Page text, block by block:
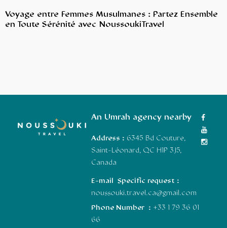
Voyage entre Femmes Musulmanes : Partez Ensemble
en Toute Sérénité avec NoussoukiTravel
An Umrah agency nearby
Address : 6345 Bd Couture,
Saint-Léonard, QC H1P 3J5,
Canada
E-mail Specific request :
noussouki.travel.ca@gmail.com
Phone Number : +33 1 79 36 01
66